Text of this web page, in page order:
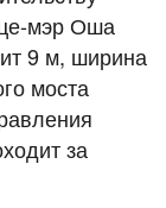
мэр Оша
9 м, ширина
моста
за